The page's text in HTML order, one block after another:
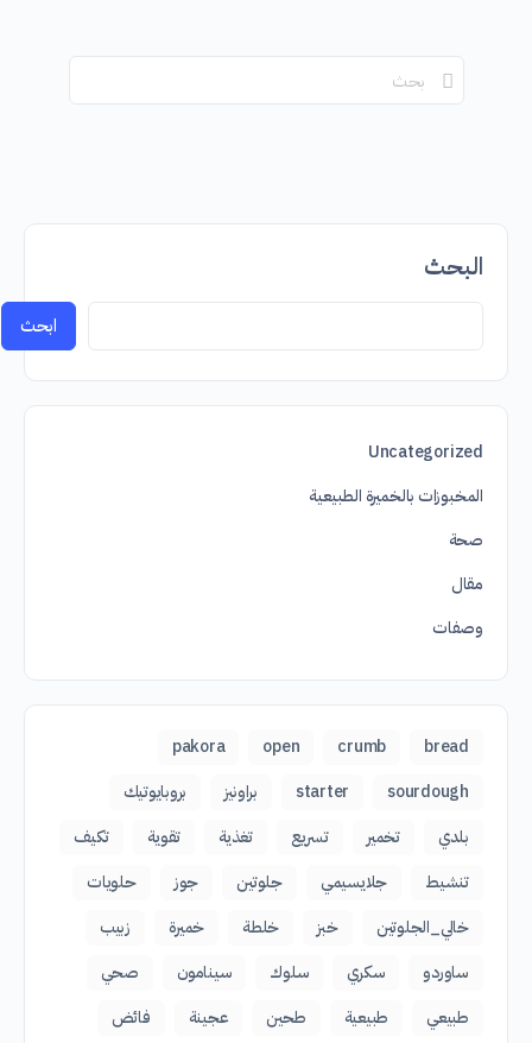
البحث
عن:
البحث
ابحث
Uncategorized
المخبوزات بالخميرة الطبيعية
صحة
مقال
وصفات
bread
crumb
open
pakora
sourdough
starter براونيز
بروبايوتيك
بلدي
تخمير تسريع تغذية تقوية
تكيف
تنشيط
جلايسيمي جلوتين جوز
حلويات
خالي_الجلوتين
خبز خلطة خميرة
زبيب
ساوردو
سكري سلوك سينامون
صحي
طبيعي
طبيعية طحين عجينة
فائض